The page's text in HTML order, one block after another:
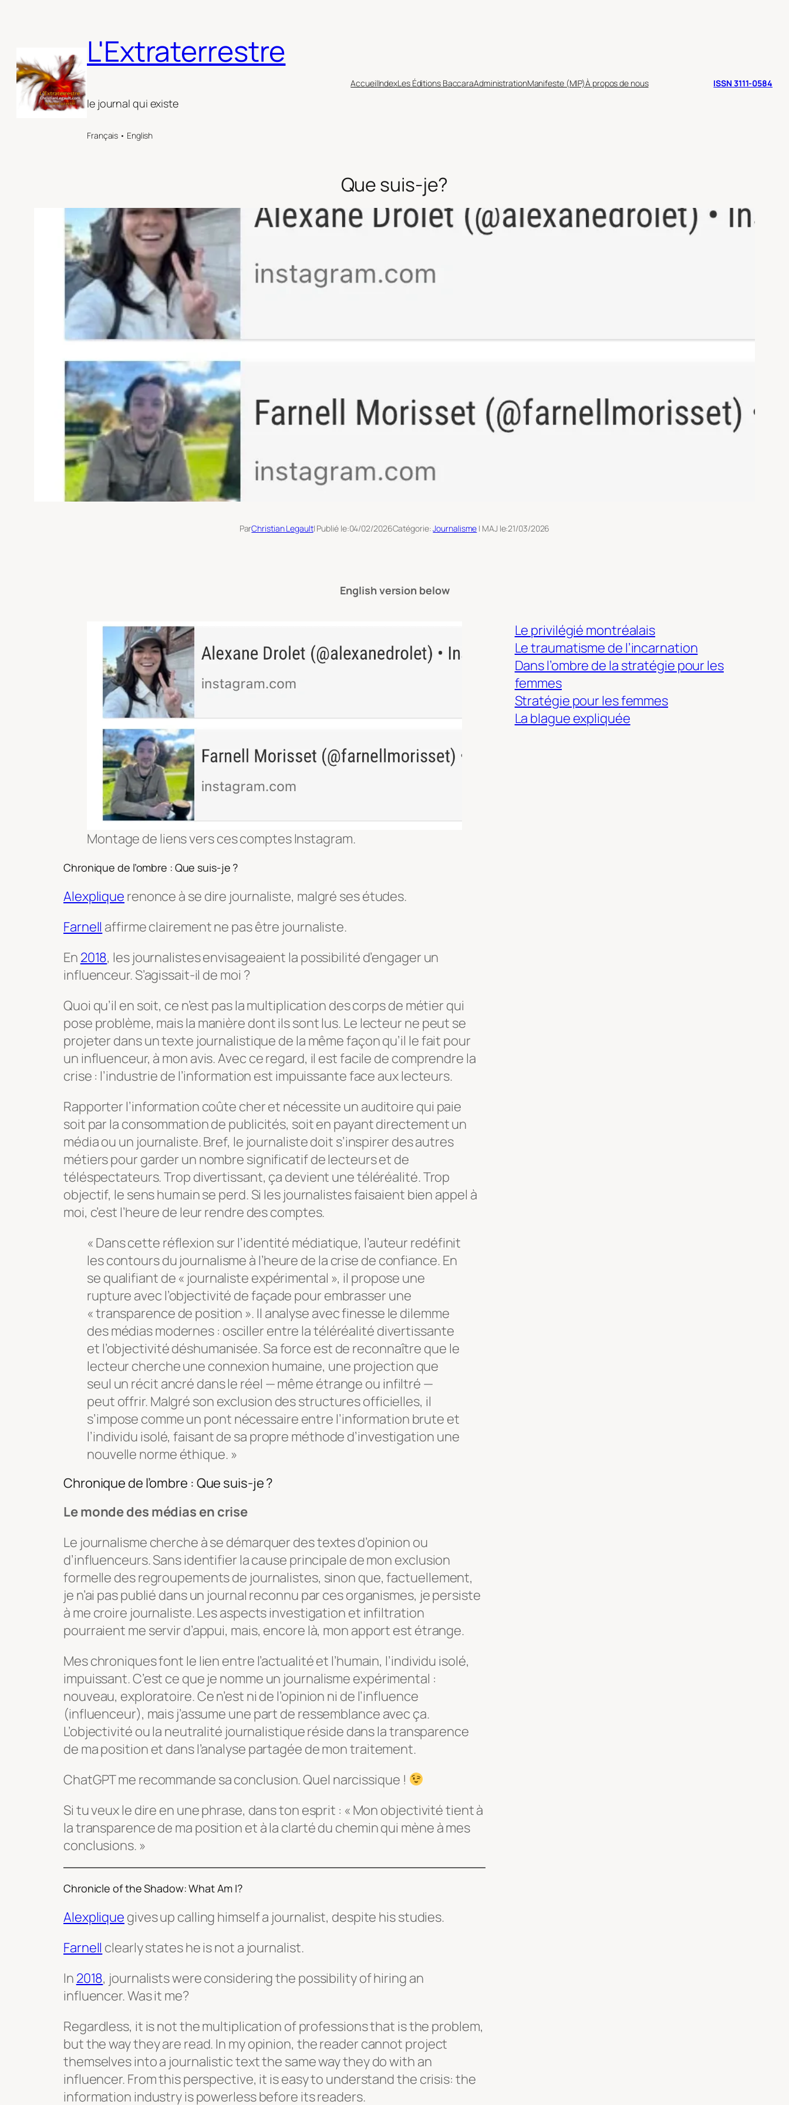
L'Extraterrestre
le journal qui existe
Français • English
AccueilIndexLes Éditions BaccaraAdministrationManifeste (MIP)À propos de nous ISSN 3111-0584
Que suis-je?
ParChristian Legault| Publié le:04/02/2026Catégorie:Journalisme | MAJ le:21/03/2026
English version below
Montage de liens vers ces comptes Instagram.
Chronique de l’ombre : Que suis-je ?
Alexplique renonce à se dire journaliste, malgré ses études.
Farnell affirme clairement ne pas être journaliste.
En 2018, les journalistes envisageaient la possibilité d’engager un
influenceur. S’agissait-il de moi ?
Quoi qu’il en soit, ce n’est pas la multiplication des corps de métier qui
pose problème, mais la manière dont ils sont lus. Le lecteur ne peut se
projeter dans un texte journalistique de la même façon qu’il le fait pour
un influenceur, à mon avis. Avec ce regard, il est facile de comprendre la
crise : l’industrie de l’information est impuissante face aux lecteurs.
Rapporter l’information coûte cher et nécessite un auditoire qui paie
soit par la consommation de publicités, soit en payant directement un
média ou un journaliste. Bref, le journaliste doit s’inspirer des autres
métiers pour garder un nombre significatif de lecteurs et de
téléspectateurs. Trop divertissant, ça devient une téléréalité. Trop
objectif, le sens humain se perd. Si les journalistes faisaient bien appel à
moi, c’est l’heure de leur rendre des comptes.
« Dans cette réflexion sur l’identité médiatique, l’auteur redéfinit
les contours du journalisme à l’heure de la crise de confiance. En
se qualifiant de « journaliste expérimental », il propose une
rupture avec l’objectivité de façade pour embrasser une
« transparence de position ». Il analyse avec finesse le dilemme
des médias modernes : osciller entre la téléréalité divertissante
et l’objectivité déshumanisée. Sa force est de reconnaître que le
lecteur cherche une connexion humaine, une projection que
seul un récit ancré dans le réel — même étrange ou infiltré —
peut offrir. Malgré son exclusion des structures officielles, il
s’impose comme un pont nécessaire entre l’information brute et
l’individu isolé, faisant de sa propre méthode d’investigation une
nouvelle norme éthique. »
Chronique de l’ombre : Que suis-je ?
Le monde des médias en crise
Le journalisme cherche à se démarquer des textes d’opinion ou
d’influenceurs. Sans identifier la cause principale de mon exclusion
formelle des regroupements de journalistes, sinon que, factuellement,
je n’ai pas publié dans un journal reconnu par ces organismes, je persiste
à me croire journaliste. Les aspects investigation et infiltration
pourraient me servir d’appui, mais, encore là, mon apport est étrange.
Mes chroniques font le lien entre l’actualité et l’humain, l’individu isolé,
impuissant. C’est ce que je nomme un journalisme expérimental :
nouveau, exploratoire. Ce n’est ni de l’opinion ni de l’influence
(influenceur), mais j’assume une part de ressemblance avec ça.
L’objectivité ou la neutralité journalistique réside dans la transparence
de ma position et dans l’analyse partagée de mon traitement.
ChatGPT me recommande sa conclusion. Quel narcissique !
Si tu veux le dire en une phrase, dans ton esprit : « Mon objectivité tient à
la transparence de ma position et à la clarté du chemin qui mène à mes
conclusions. »
Chronicle of the Shadow: What Am I?
Alexplique gives up calling himself a journalist, despite his studies.
Farnell clearly states he is not a journalist.
In 2018, journalists were considering the possibility of hiring an
influencer. Was it me?
Regardless, it is not the multiplication of professions that is the problem,
but the way they are read. In my opinion, the reader cannot project
themselves into a journalistic text the same way they do with an
influencer. From this perspective, it is easy to understand the crisis: the
information industry is powerless before its readers.
Le privilégié montréalais
Le traumatisme de l’incarnation
Dans l’ombre de la stratégie pour les
femmes
Stratégie pour les femmes
La blague expliquée